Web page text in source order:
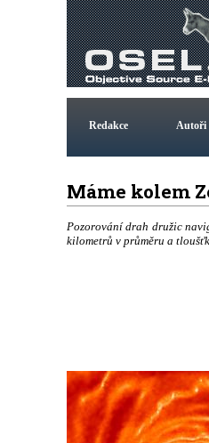
Redakce Autoři
Máme kolem
Pozorování drah družic
kilometrů v průměru a